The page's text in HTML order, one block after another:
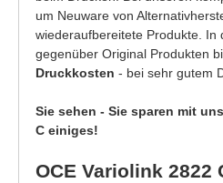
um Neuware von
wiederaufbereitete Produkte. In
gegenüber Original Produkten
Druckkosten - bei sehr gutem
Sie sehen - Sie sparen mit
C einiges!
OCE Variolink 2822